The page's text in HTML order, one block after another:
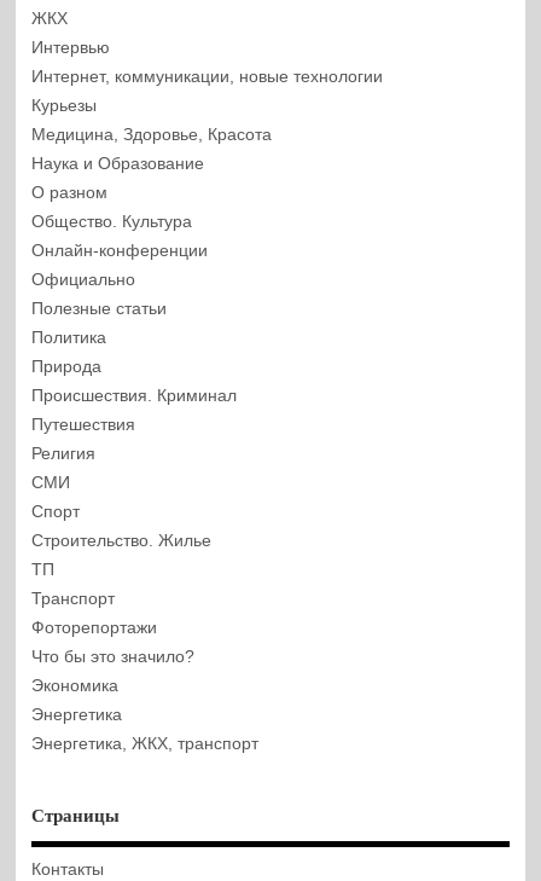
ЖКХ
Интервью
Интернет, коммуникации, новые технологии
Курьезы
Медицина, Здоровье, Красота
Наука и Образование
О разном
Общество. Культура
Онлайн-конференции
Официально
Полезные статьи
Политика
Природа
Происшествия. Криминал
Путешествия
Религия
СМИ
Спорт
Строительство. Жилье
ТП
Транспорт
Фоторепортажи
Что бы это значило?
Экономика
Энергетика
Энергетика, ЖКХ, транспорт
Страницы
Контакты